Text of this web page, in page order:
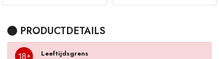
PRODUCTDETAILS
Leeftijdsgrens